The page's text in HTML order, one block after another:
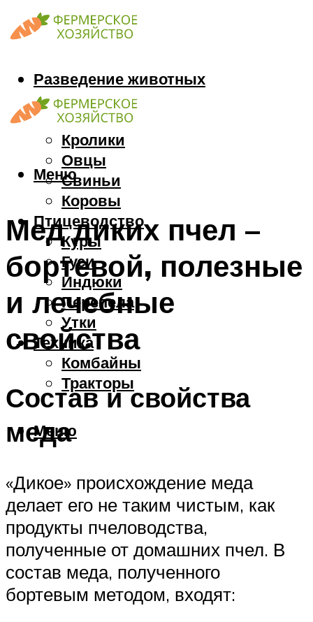
Разведение животных
Козы
Кони
Кролики
Овцы
Свиньи
Коровы
Птицеводство
Куры
Гуси
Индюки
Перепела
Утки
Техника
Комбайны
Тракторы
Меню
Меню
Мед диких пчел –
бортевой, полезные
и лечебные
свойства
Состав и свойства
меда
«Дикое» происхождение меда
делает его не таким чистым, как
продукты пчеловодства,
полученные от домашних пчел. В
состав меда, полученного
бортевым методом, входят: